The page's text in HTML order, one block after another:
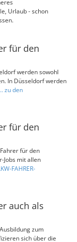
Urlaub - schon
für den
werden sowohl
In Düsseldorf werden
zu den
für den
für den
Jobs mit allen
FAHRER-
auch als
zum
sich über die